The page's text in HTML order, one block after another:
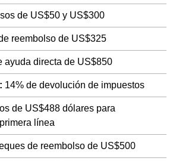
de US$50 y US$300
reembolso de US$325
ayuda directa de US$850
14% de devolución de impuestos
de US$488 dólares para
línea
de reembolso de US$500